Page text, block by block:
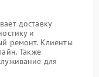
доставку
и
ремонт. Клиенты
Также
для